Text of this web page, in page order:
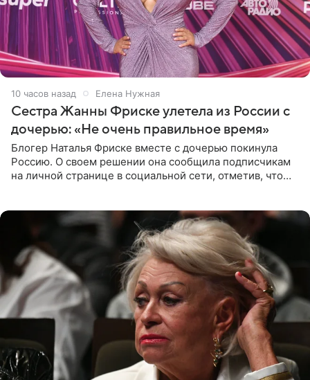
10 часов назад Елена Нужная
Сестра Жанны Фриске улетела из России с
дочерью: «Не очень правильное время»
Блогер Наталья Фриске вместе с дочерью покинула
Россию. О своем решении она сообщила подписчикам
на личной странице в социальной сети, отметив, что